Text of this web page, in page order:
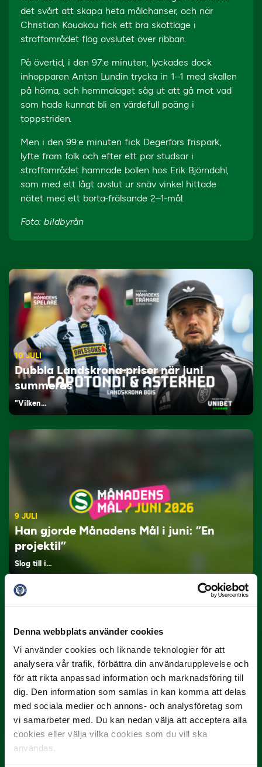
Denna webbplats använder cookies
Vi använder cookies och liknande teknologier för att
analysera vår trafik, förbättra din användarupplevelse och
för att rikta anpassad information och marknadsföring till
dig. Den information som samlas in kan komma att delas
med sociala medier och annons- och analysföretag som
vi samarbeter med. Du kan nedan välja att acceptera alla
cookies eller välja vilka cookies som du vill ska
användas.
det svårt att skapa heta målchanser, och när
Christian Kouakou fick ett bra skottläge i
straffområdet flög avslutet över ribban.
På övertid, i den 97:e minuten, lyckades dock
inhopparen Anton Lundin trycka in 1–1 med skallen
på hörna, och hemmalaget såg ut att gå mot vad
som hade kunnat bli en värdefull poäng i
toppstriden.
Men i den 99:e minuten fick Degerfors frispark,
lyfte fram folk och efter ett par studsar i
straffområdet hamnade bollen hos Erik Björndahl,
som med ett lågt avslut ur snäv vinkel hittade
nätet med ett borta-frälsande 2–1-mål.
Foto: bildbyrån
10 JULI
Dubbla Landskrona-priser när juni
summeras
"Vilken…
9 JULI
Han gjorde Månadens Mål i juni: ”En
projektil”
Slog till i…
3 JULI
Rösta på Månadens Spelare i juni
Yttrar gör…